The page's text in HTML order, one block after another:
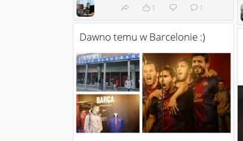
1 1
Dawno temu w Barcelonie :)